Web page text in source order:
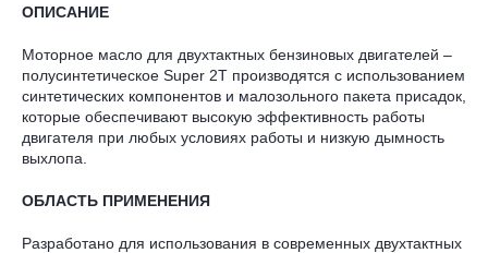
ОПИСАНИЕ
Моторное масло для двухтактных бензиновых двигателей –
полусинтетическое Super 2T производятся с использованием
синтетических компонентов и малозольного пакета присадок,
которые обеспечивают высокую эффективность работы
двигателя при любых условиях работы и низкую дымность
выхлопа.
ОБЛАСТЬ ПРИМЕНЕНИЯ
Разработано для использования в современных двухтактных